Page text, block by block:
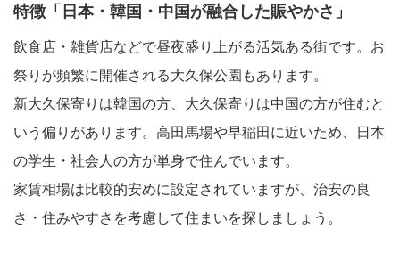
特徴「日本・韓国・中国が融合した賑やかさ」
飲食店・雑貨店などで昼夜盛り上がる活気ある街です。お
祭りが頻繁に開催される大久保公園もあります。
新大久保寄りは韓国の方、大久保寄りは中国の方が住むと
いう偏りがあります。高田馬場や早稲田に近いため、日本
の学生・社会人の方が単身で住んでいます。
家賃相場は比較的安めに設定されていますが、治安の良
さ・住みやすさを考慮して住まいを探しましょう。